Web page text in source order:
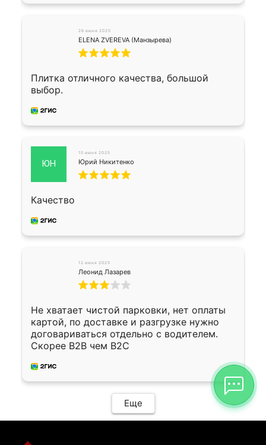
26 июня 2025
ELENA ZVEREVA (Манзырева)
Плитка отличного качества, большой
выбор.
ЮН
15 июня 2025
Юрий Никитенко
Качество
12 июня 2025
Леонид Лазарев
Не хватает чистой парковки, нет оплаты
картой, по доставке и разгрузке нужно
договариваться отдельно с водителем.
Скорее B2B чем B2C
Еще